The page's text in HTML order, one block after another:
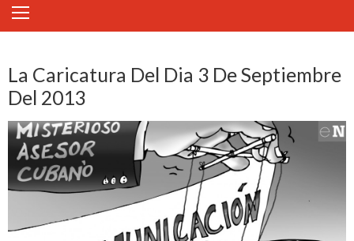
La Caricatura Del Dia 3 De Septiembre
Del 2013